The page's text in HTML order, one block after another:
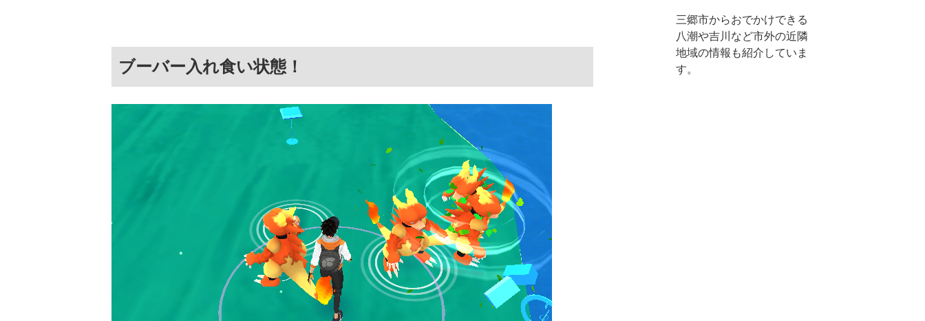
ブーバー入れ食い状態！
三郷市からおでかけできる
八潮や吉川など市外の近隣
地域の情報も紹介していま
す。